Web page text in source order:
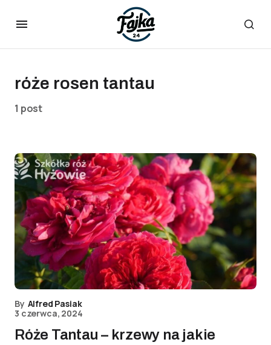
róże rosen tantau
1 post
By Alfred Pasiak
3 czerwca, 2024
Róże Tantau – krzewy na jakie